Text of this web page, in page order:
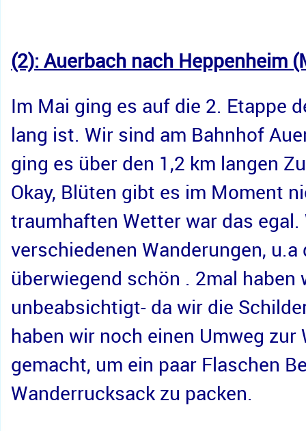
(2): Auerbach nach Heppenheim
Im Mai ging es auf die 2. Etappe
lang ist. Wir sind am Bahnhof
ging es über den 1,2 km langen
Okay, Blüten gibt es im Moment
traumhaften Wetter war das
verschiedenen Wanderungen,
überwiegend schön . 2mal
unbeabsichtigt- da wir die
haben wir noch einen Umweg
gemacht, um ein paar Flaschen
Wanderrucksack zu packen.